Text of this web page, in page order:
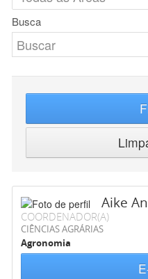
Busca
Aike
COORDENADOR(A)
CIÊNCIAS AGRÁRIAS
Agronomia